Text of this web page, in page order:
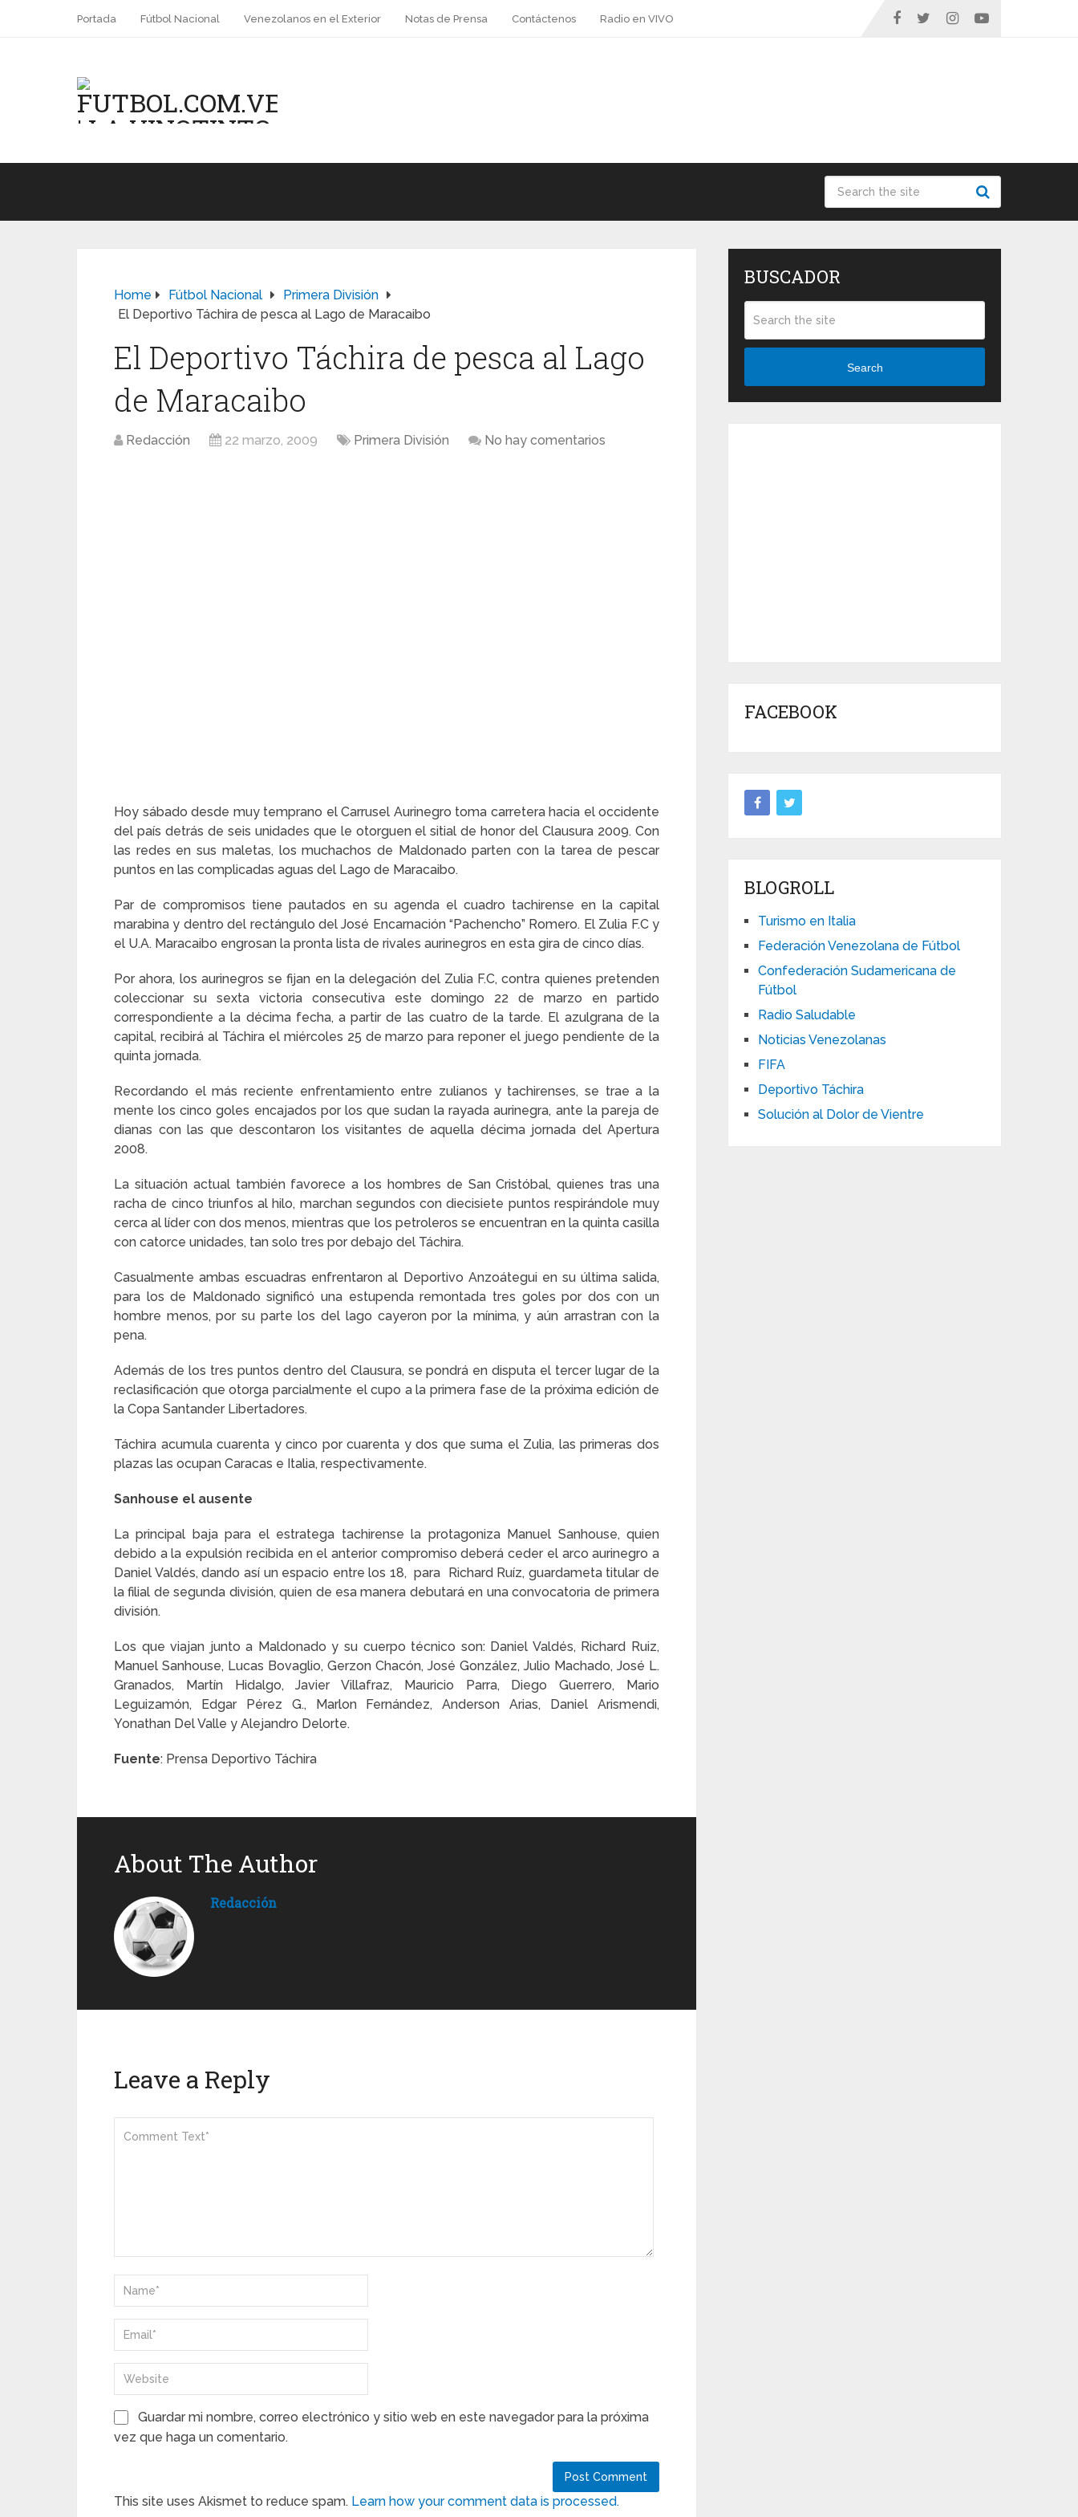
Portada Fútbol Nacional Venezolanos en el Exterior Notas de Prensa Contáctenos Radio en VIVO
Home Fútbol Nacional
Primera División
El Deportivo Táchira de pesca al Lago de Maracaibo
El Deportivo Táchira de pesca al Lago
de Maracaibo
Redacción 22 marzo, 2009 Primera División No hay comentarios
Hoy sábado desde muy temprano el Carrusel Aurinegro toma carretera hacia el occidente
del país detrás de seis unidades que le otorguen el sitial de honor del Clausura 2009. Con
las redes en sus maletas, los muchachos de Maldonado parten con la tarea de pescar
puntos en las complicadas aguas del Lago de Maracaibo.
Par de compromisos tiene pautados en su agenda el cuadro tachirense en la capital
marabina y dentro del rectángulo del José Encarnación “Pachencho” Romero. El Zulia F.C y
el U.A. Maracaibo engrosan la pronta lista de rivales aurinegros en esta gira de cinco días.
Por ahora, los aurinegros se fijan en la delegación del Zulia F.C, contra quienes pretenden
coleccionar su sexta victoria consecutiva este domingo 22 de marzo en partido
correspondiente a la décima fecha, a partir de las cuatro de la tarde. El azulgrana de la
capital, recibirá al Táchira el miércoles 25 de marzo para reponer el juego pendiente de la
quinta jornada.
Recordando el más reciente enfrentamiento entre zulianos y tachirenses, se trae a la
mente los cinco goles encajados por los que sudan la rayada aurinegra, ante la pareja de
dianas con las que descontaron los visitantes de aquella décima jornada del Apertura
2008.
La situación actual también favorece a los hombres de San Cristóbal, quienes tras una
racha de cinco triunfos al hilo, marchan segundos con diecisiete puntos respirándole muy
cerca al líder con dos menos, mientras que los petroleros se encuentran en la quinta casilla
con catorce unidades, tan solo tres por debajo del Táchira.
Casualmente ambas escuadras enfrentaron al Deportivo Anzoátegui en su última salida,
para los de Maldonado significó una estupenda remontada tres goles por dos con un
hombre menos, por su parte los del lago cayeron por la mínima, y aún arrastran con la
pena.
Además de los tres puntos dentro del Clausura, se pondrá en disputa el tercer lugar de la
reclasificación que otorga parcialmente el cupo a la primera fase de la próxima edición de
la Copa Santander Libertadores.
Táchira acumula cuarenta y cinco por cuarenta y dos que suma el Zulia, las primeras dos
plazas las ocupan Caracas e Italia, respectivamente.
Sanhouse el ausente
La principal baja para el estratega tachirense la protagoniza Manuel Sanhouse, quien
debido a la expulsión recibida en el anterior compromiso deberá ceder el arco aurinegro a
Daniel Valdés, dando así un espacio entre los 18, para Richard Ruíz, guardameta titular de
la filial de segunda división, quien de esa manera debutará en una convocatoria de primera
división.
Los que viajan junto a Maldonado y su cuerpo técnico son: Daniel Valdés, Richard Ruiz,
Manuel Sanhouse, Lucas Bovaglio, Gerzon Chacón, José González, Julio Machado, José L.
Granados, Martín Hidalgo, Javier Villafraz, Mauricio Parra, Diego Guerrero, Mario
Leguizamón, Edgar Pérez G., Marlon Fernández, Anderson Arias, Daniel Arismendi,
Yonathan Del Valle y Alejandro Delorte.
Fuente: Prensa Deportivo Táchira
About The Author
Redacción
Leave a Reply
Guardar mi nombre, correo electrónico y sitio web en este navegador para la próxima
vez que haga un comentario.
This site uses Akismet to reduce spam. Learn how your comment data is processed.
BUSCADOR
Search
FACEBOOK
BLOGROLL
Turismo en Italia
Federación Venezolana de Fútbol
Confederación Sudamericana de
Fútbol
Radio Saludable
Noticias Venezolanas
FIFA
Deportivo Táchira
Solución al Dolor de Vientre